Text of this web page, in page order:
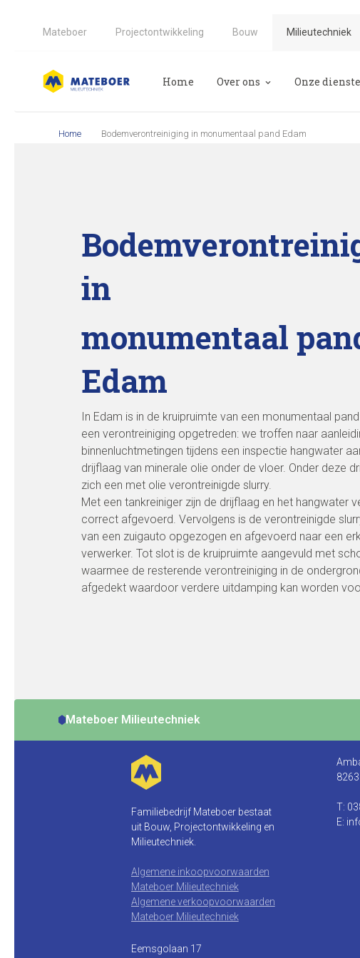
Mateboer Projectontwikkeling Bouw Milieutechniek
Home Over ons Onze
Ecologie
Home Bodemverontreiniging in monumentaal pand Edam
in
monumentaal
Edam
In Edam is in de kruipruimte van een monumentaal
een verontreiniging opgetreden: we troffen naar
binnenluchtmetingen tijdens een inspectie hangwater
drijflaag van minerale olie onder de vloer. Onder deze
zich een met olie verontreinigde slurry.
Met een tankreiniger zijn de drijflaag en het hangwater
correct afgevoerd. Vervolgens is de verontreinigde
van een zuigauto opgezogen en afgevoerd naar een
verwerker. Tot slot is de kruipruimte aangevuld met
waarmee de resterende verontreiniging in de
afgedekt waardoor verdere uitdamping kan worden
Mateboer Milieutechniek
Familiebedrijf Mateboer bestaat
uit Bouw, Projectontwikkeling en
Milieutechniek.
Algemene inkoopvoorwaarden
Mateboer Milieutechniek
Algemene verkoopvoorwaarden
Mateboer Milieutechniek
T:
E:
Eemsgolaan 17